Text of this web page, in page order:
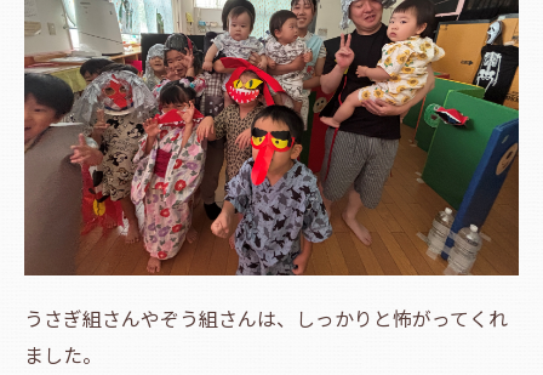
うさぎ組さんやぞう組さんは、しっかりと怖がってくれ
ました。